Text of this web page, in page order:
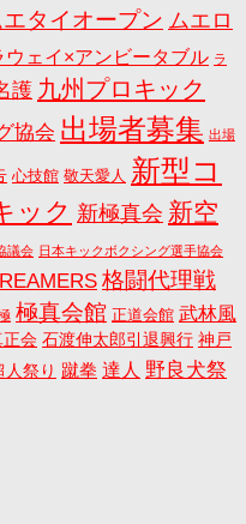
エタイオープン ムエロ
ウェイ×アンビータブル ラ
護 九州プロキック
協会 出場者募集 出場
心技館 敬天愛人 新型コ
ック 新極真会 新空
議会 日本キックボクシング選手協会
格闘代理戦
極真会館 正道会館 武林風
正会 石渡伸太郎引退興行 神戸
人祭り 蹴拳 達人 野良犬祭